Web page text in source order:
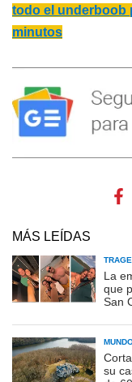
todo el underboob
minutos
MÁS LEÍDAS
La
que
San
su